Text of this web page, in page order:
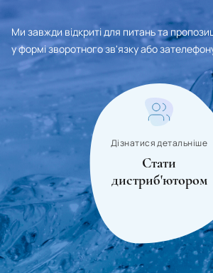
Ми завжди відкриті для питань та
у формі зворотного зв'язку або
Дізнатися детальніше
Стати
дистриб'ютором